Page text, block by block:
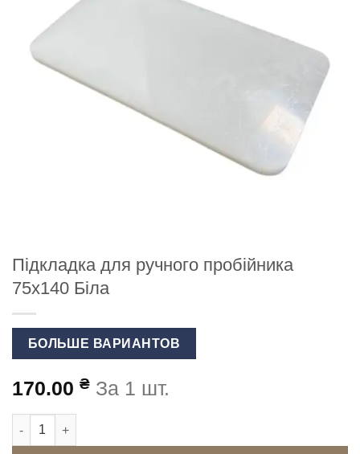
Підкладка для ручного пробійника
75х140 Біла
БОЛЬШЕ ВАРИАНТОВ
170.00 ₴ За 1 шт.
Підкладка для ручного пробійника 75х140 Біла кількість